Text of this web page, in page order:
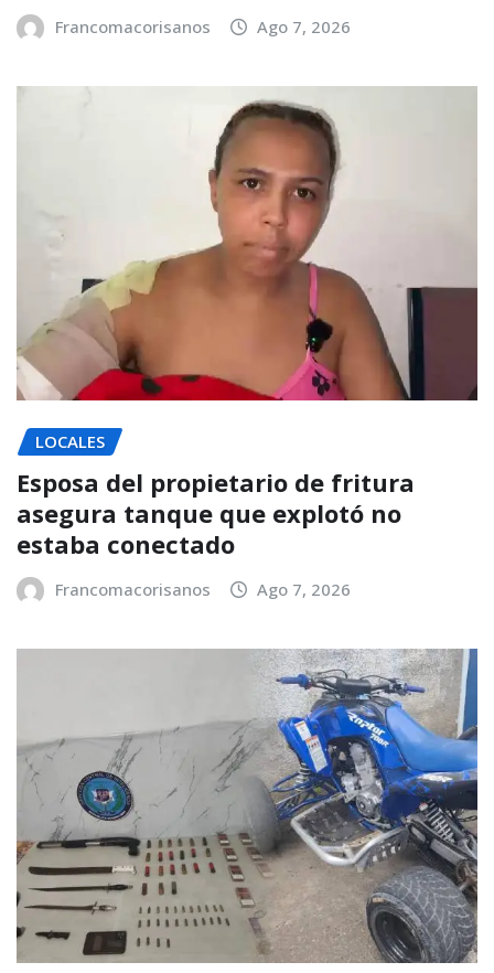
Francomacorisanos Ago 7, 2026
LOCALES
Esposa del propietario de fritura
asegura tanque que explotó no
estaba conectado
Francomacorisanos Ago 7, 2026